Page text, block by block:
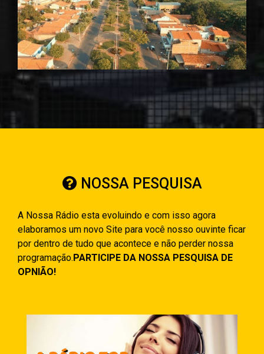
NOSSA PESQUISA
A Nossa Rádio esta evoluindo e com isso agora
elaboramos um novo Site para você nosso ouvinte ficar
por dentro de tudo que acontece e não perder nossa
programação. PARTICIPE DA NOSSA PESQUISA DE
OPNIÃO!